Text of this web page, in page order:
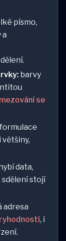
písmo,
a
barvy
se
většiny,
data,
stojí
adresa
, i